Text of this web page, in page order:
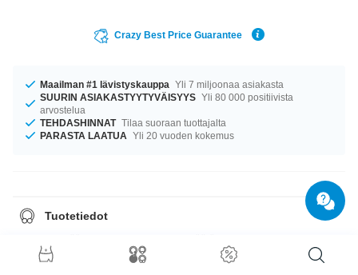
Crazy Best Price Guarantee
Maailman #1 lävistyskauppa Yli 7 miljoonaa asiakasta
SUURIN ASIAKASTYYTYVÄISYYS Yli 80 000 positiivista
arvostelua
TEHDASHINNAT Tilaa suoraan tuottajalta
PARASTA LAATUA Yli 20 vuoden kokemus
Tuotetiedot
korviksia.